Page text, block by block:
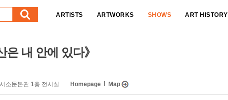
ARTISTS ARTWORKS SHOWS ART HISTORY
내 안에 있다》
소문본관 1층 전시실 Homepage Map